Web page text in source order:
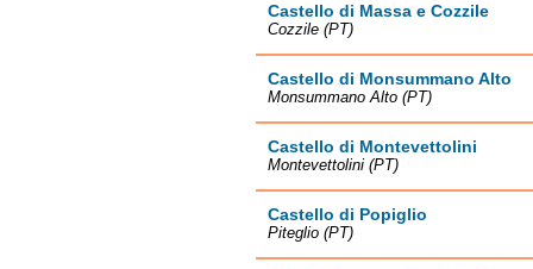
Castello di Massa e Cozzile
Cozzile (PT)
Castello di Monsummano Alto
Monsummano Alto (PT)
Castello di Montevettolini
Montevettolini (PT)
Castello di Popiglio
Piteglio (PT)